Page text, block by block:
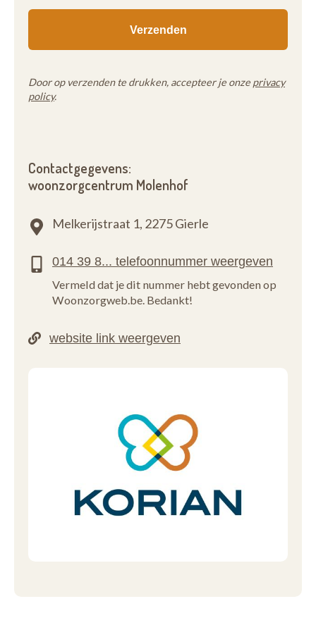
Door op verzenden te drukken, accepteer je onze privacy
policy.
Contactgegevens:
woonzorgcentrum Molenhof
Melkerijstraat 1, 2275 Gierle
Vermeld dat je dit nummer hebt gevonden op
Woonzorgweb.be. Bedankt!